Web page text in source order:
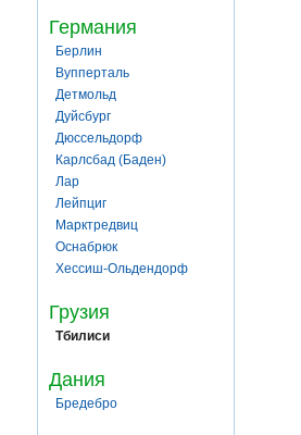
Германия
Берлин
Вупперталь
Детмольд
Дуйсбург
Дюссельдорф
Карлсбад (Баден)
Лар
Лейпциг
Марктредвиц
Оснабрюк
Хессиш-Ольдендорф
Грузия
Тбилиси
Дания
Бредебро